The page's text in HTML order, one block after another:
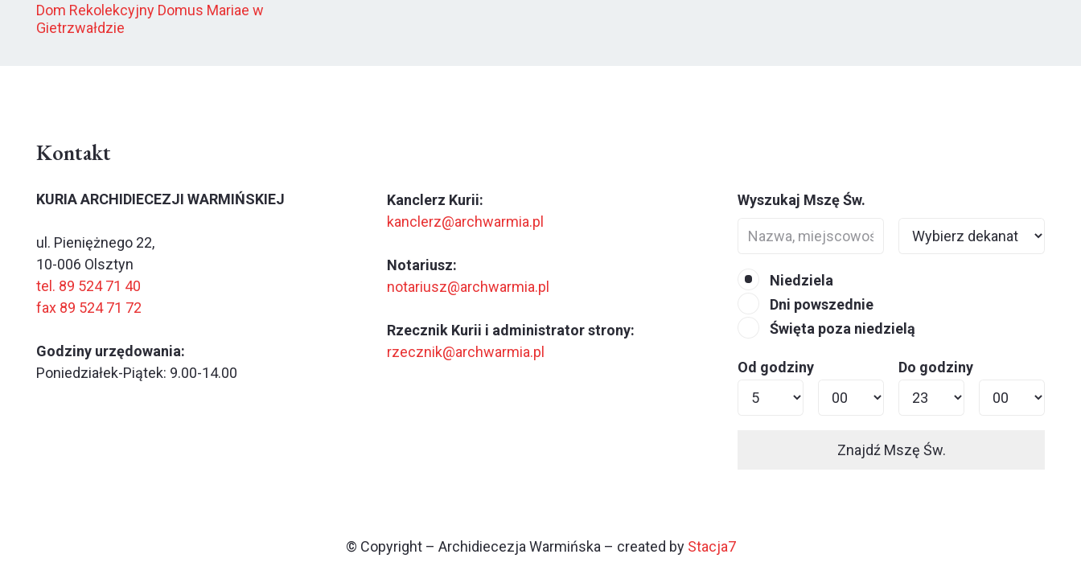
Dom Rekolekcyjny Domus Mariae w
Gietrzwałdzie
Kontakt
KURIA ARCHIDIECEZJI WARMIŃSKIEJ
ul. Pieniężnego 22,
10-006 Olsztyn
tel. 89 524 71 40
fax 89 524 71 72
Godziny urzędowania:
Poniedziałek-Piątek: 9.00-14.00
Kanclerz Kurii:
kanclerz@archwarmia.pl
Notariusz:
notariusz@archwarmia.pl
Rzecznik Kurii i administrator strony:
rzecznik@archwarmia.pl
Wyszukaj Mszę Św.
Niedziela
Dni powszednie
Święta poza niedzielą
Od godziny Do godziny
Znajdź Mszę Św.
© Copyright – Archidiecezja Warmińska – created by Stacja7